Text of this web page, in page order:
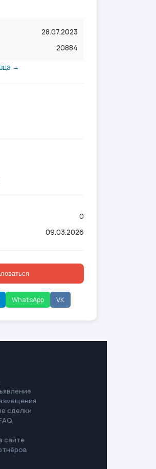
28.07.2023
20884
→
0
09.03.2026
WhatsApp VK
сделки
сайте